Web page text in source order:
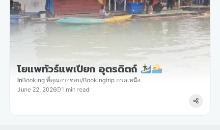
โยแพทัวร์แพเปียก อุตรดิตถ์
InBooking ที่คุณอาจชอบ/Bookingtrip ภาคเหนือ
June 22, 2026
1 min read